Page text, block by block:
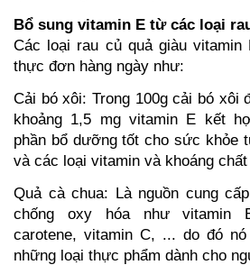
Bổ sung vitamin E từ các loại
Các loại rau củ quả giàu vitamin
thực đơn hàng ngày như:
Cải bó xôi: Trong 100g cải bó xôi
khoảng 1,5 mg vitamin E kết
phần bổ dưỡng tốt cho sức khỏe
và các loại vitamin và khoáng
Quả cà chua: Là nguồn cung
chống oxy hóa như vitamin
carotene, vitamin C, ... do đó
những loại thực phẩm dành cho